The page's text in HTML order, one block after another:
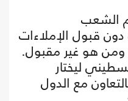
الشعب
قبول الإملاءات
هو غير مقبول.
ليختار
مع الدول